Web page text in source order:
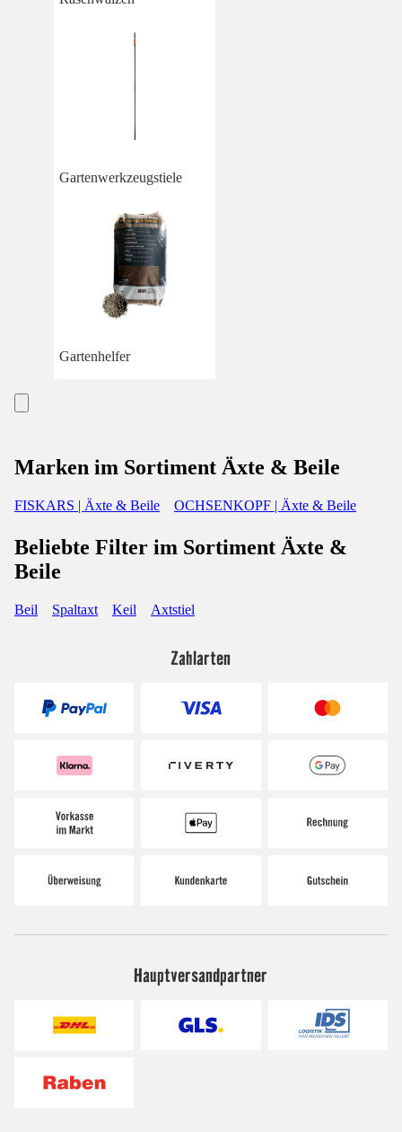
Gartenwerkzeugstiele
Gartenhelfer
Marken im Sortiment Äxte & Beile
FISKARS | Äxte & Beile OCHSENKOPF | Äxte & Beile
Beliebte Filter im Sortiment Äxte &
Beile
Beil Spaltaxt Keil Axtstiel
Zahlarten
Hauptversandpartner